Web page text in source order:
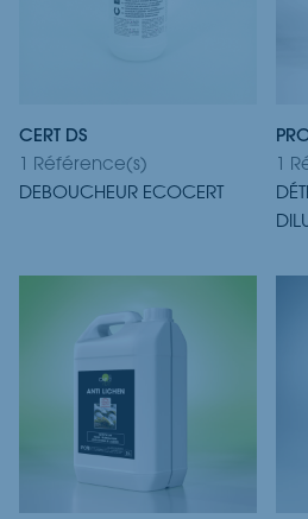
CERT DS
1 Référence(s)
DEBOUCHEUR ECOCERT
1